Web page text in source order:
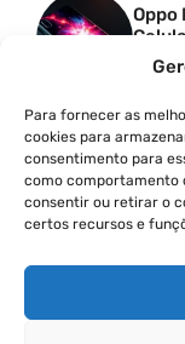
Para fornecer as
cookies para
consentimento para
como comportamento
consentir ou retirar o
certos recursos e
Oppo
MP
Faca
Siri
A